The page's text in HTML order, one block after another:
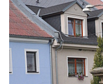
Budějovicích
Socha svatého
nádvoří kláštera
Budějovicích
Socha svatého